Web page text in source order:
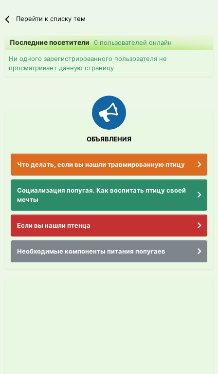
Перейти к списку тем
Последние посетители0 пользователей онлайн
Ни одного зарегистрированного пользователя не
просматривает данную страницу
ОБЪЯВЛЕНИЯ
Что делать, если вы нашли травмированную птицу
Социализация попугая. Как воспитать птицу своей
мечты
Если вы нашли птенца
Необходимые компоненты питания попугаев